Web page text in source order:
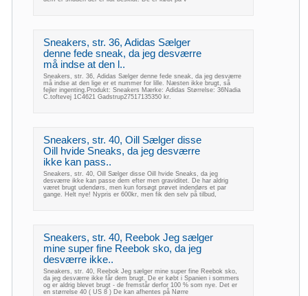
Sneakers, str. 36, Adidas Sælger
denne fede sneak, da jeg desværre
må indse at den l..
Sneakers, str. 36, Adidas Sælger denne fede sneak, da jeg desværre
må indse at den lige er et nummer for lille. Næsten ikke brugt, så
fejler ingenting.Produkt: Sneakers Mærke: Adidas Størrelse: 36Nadia
C.toftevej 1C4621 Gadstrup27517135350 kr.
Sneakers, str. 40, Oill Sælger disse
Oill hvide Sneaks, da jeg desværre
ikke kan pass..
Sneakers, str. 40, Oill Sælger disse Oill hvide Sneaks, da jeg
desværre ikke kan passe dem efter men graviditet. De har aldrig
været brugt udendørs, men kun forsøgt prøvet indendørs et par
gange. Helt nye! Nypris er 600kr, men fik den selv på tilbud,
Sneakers, str. 40, Reebok Jeg sælger
mine super fine Reebok sko, da jeg
desværre ikke..
Sneakers, str. 40, Reebok Jeg sælger mine super fine Reebok sko,
da jeg desværre ikke får dem brugt. De er købt i Spanien i sommers
og er aldrig blevet brugt - de fremstår derfor 100 % som nye. Det er
en størrelse 40 ( US 8 ) De kan afhentes på Nørre